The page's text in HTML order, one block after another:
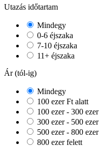
Utazás időtartam
Mindegy
0-6 éjszaka
7-10 éjszaka
11+ éjszaka
Ár (tól-ig)
Mindegy
100 ezer Ft alatt
100 ezer - 300 ezer
300 ezer - 500 ezer
500 ezer - 800 ezer
800 ezer felett